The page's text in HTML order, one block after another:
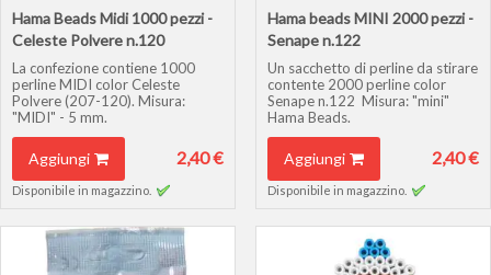
Hama Beads Midi 1000 pezzi -
Celeste Polvere n.120
La confezione contiene 1000
perline MIDI color Celeste
Polvere (207-120). Misura:
"MIDI" - 5 mm.
Aggiungi 2,40 €
Disponibile in magazzino.
Hama beads MINI 2000 pezzi -
Senape n.122
Un sacchetto di perline da stirare
contente 2000 perline color
Senape n.122 Misura: "mini"
Hama Beads.
Aggiungi 2,40 €
Disponibile in magazzino.